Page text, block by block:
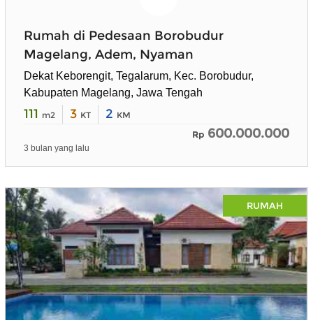
Rumah di Pedesaan Borobudur
Magelang, Adem, Nyaman
Dekat Keborengit, Tegalarum, Kec. Borobudur,
Kabupaten Magelang, Jawa Tengah
111 m2 3 KT 2 KM
Rp 600.000.000
3 bulan yang lalu
RUMAH